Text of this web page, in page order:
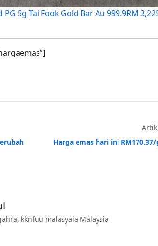
PG 5g Tai Fook Gold Bar Au 999.9RM
Harga emas hari ini
kknfuu malasyaia Malaysia